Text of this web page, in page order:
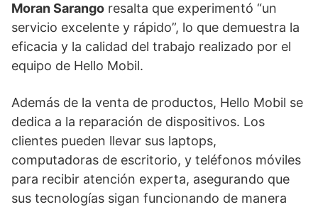
Moran Sarango resalta que experimentó “un
servicio excelente y rápido”, lo que demuestra la
eficacia y la calidad del trabajo realizado por el
equipo de Hello Mobil.
Además de la venta de productos, Hello Mobil se
dedica a la reparación de dispositivos. Los
clientes pueden llevar sus laptops,
computadoras de escritorio, y teléfonos móviles
para recibir atención experta, asegurando que
sus tecnologías sigan funcionando de manera